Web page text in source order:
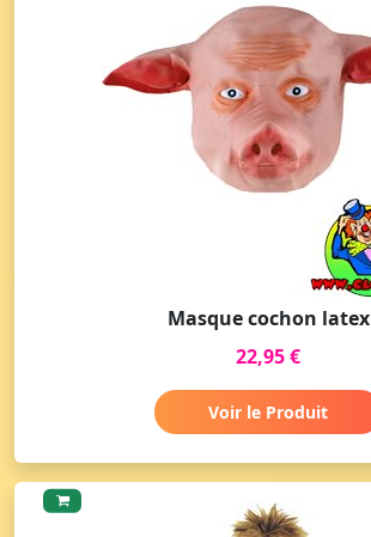
Masque cochon latex
22,95 €
Voir le Produit